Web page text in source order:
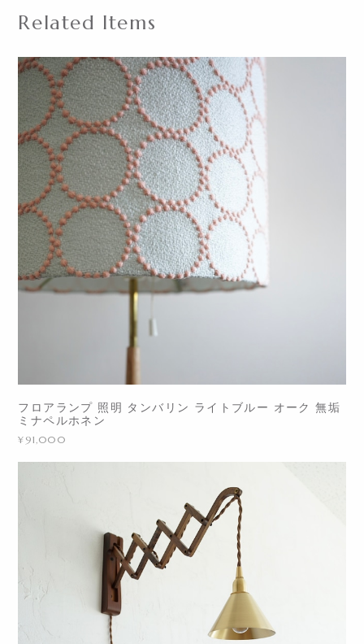
Related Items
フロアランプ 照明 タンバリン ライトブルー オーク 無垢
ミナペルホネン
¥91,000